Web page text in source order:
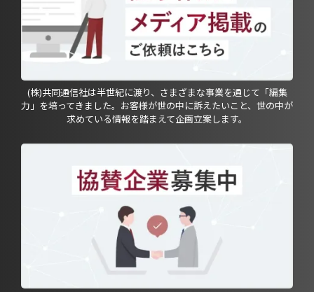
(株)共同通信社は半世紀に渡り、さまざまな事業を通じて「編集
力」を培ってきました。お客様が世の中に訴えたいこと、世の中が
求めている情報を踏まえて企画立案します。